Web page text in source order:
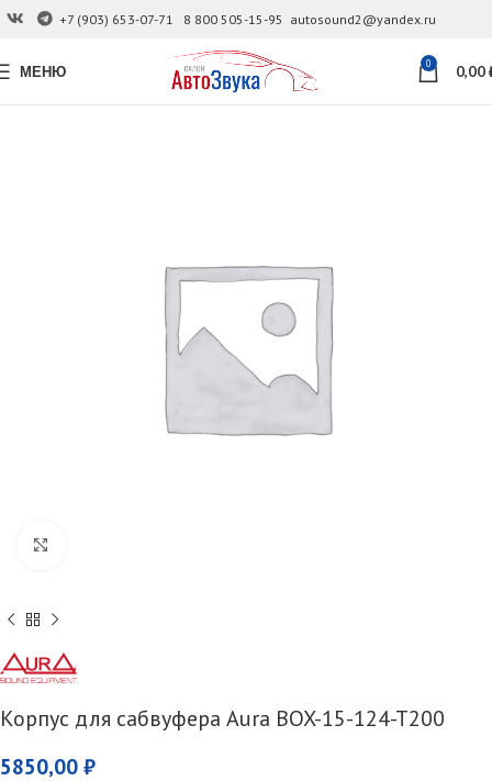
+7 (903) 653-07-71 8 800 505-15-95 autosound2@yandex.ru
МЕНЮ 0 0,00
Корпус для сабвуфера Aura BOX-15-124-T200
5850,00 ₽